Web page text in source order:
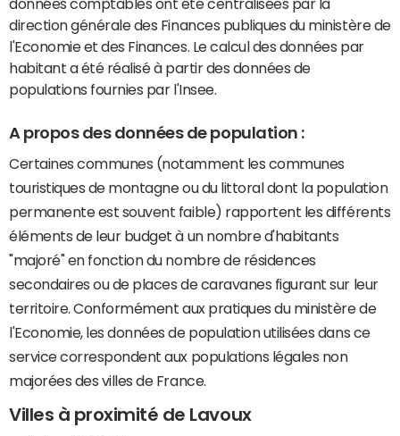
données comptables ont été centralisées par la
direction générale des Finances publiques du ministère de
l'Economie et des Finances. Le calcul des données par
habitant a été réalisé à partir des données de
populations fournies par l'Insee.
A propos des données de population :
Certaines communes (notamment les communes
touristiques de montagne ou du littoral dont la population
permanente est souvent faible) rapportent les différents
éléments de leur budget à un nombre d'habitants
"majoré" en fonction du nombre de résidences
secondaires ou de places de caravanes figurant sur leur
territoire. Conformément aux pratiques du ministère de
l'Economie, les données de population utilisées dans ce
service correspondent aux populations légales non
majorées des villes de France.
Villes à proximité de Lavoux